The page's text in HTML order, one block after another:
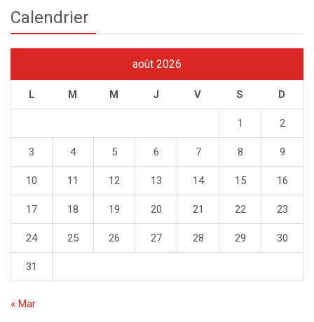
Calendrier
août 2026
L M M J V S D
1 2
3 4 5 6 7 8 9
10 11 12 13 14 15 16
17 18 19 20 21 22 23
24 25 26 27 28 29 30
31
« Mar